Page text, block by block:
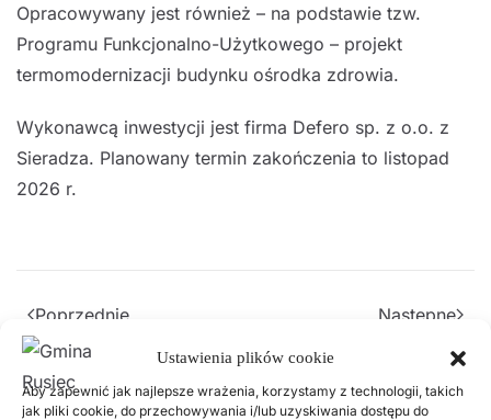
Ustawienia plików cookie
Aby zapewnić jak najlepsze wrażenia, korzystamy z technologii, takich
jak pliki cookie, do przechowywania i/lub uzyskiwania dostępu do
Opracowywany jest również – na podstawie tzw.
Programu Funkcjonalno-Użytkowego – projekt
termomodernizacji budynku ośrodka zdrowia.
Wykonawcą inwestycji jest firma Defero sp. z o.o. z
Sieradza. Planowany termin zakończenia to listopad
2026 r.
Poprzednie Następne
Popularne wpisy